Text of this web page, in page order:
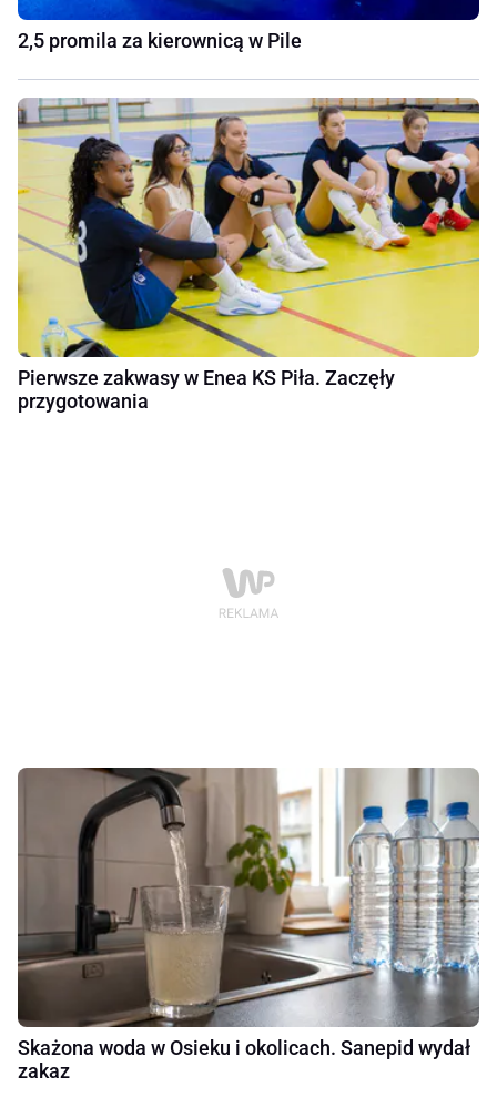
2,5 promila za kierownicą w Pile
Pierwsze zakwasy w Enea KS Piła. Zaczęły
przygotowania
Skażona woda w Osieku i okolicach. Sanepid wydał
zakaz